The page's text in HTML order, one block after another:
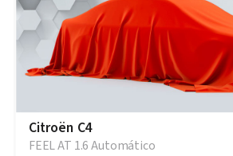
Citroën C4
FEEL AT 1.6 Automático